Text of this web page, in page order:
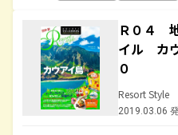
Ｒ０４
イル カ
０
Resort Style
2019.03.06